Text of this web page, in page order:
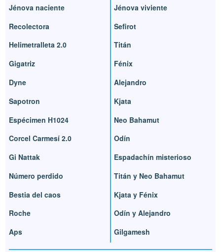
Jénova naciente
Recolectora
Helimetralleta 2.0
Gigatriz
Dyne
Sapotron
Espécimen H1024
Corcel Carmesí 2.0
Gi Nattak
Número perdido
Bestia del caos
Roche
Aps
Jénova viviente
Sefirot
Titán
Fénix
Alejandro
Kjata
Neo Bahamut
Odín
Espadachín misterioso
Titán y Neo Bahamut
Kjata y Fénix
Odín y Alejandro
Gilgamesh